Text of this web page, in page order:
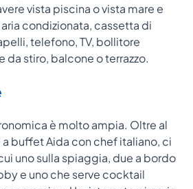
vista piscina o vista mare e
condizionata, cassetta di
telefono, TV, bollitore
da stiro, balcone o terrazzo.
è molto ampia. Oltre al
buffet Aida con chef italiano, ci
uno sulla spiaggia, due a bordo
e uno che serve cocktail